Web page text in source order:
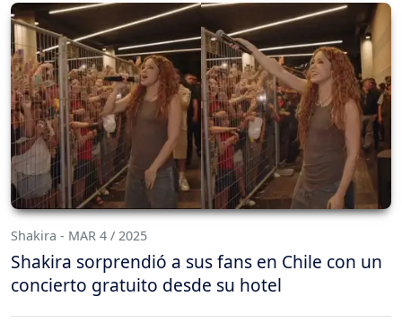
Shakira - MAR 4 / 2025
Shakira sorprendió a sus fans en Chile con un
concierto gratuito desde su hotel